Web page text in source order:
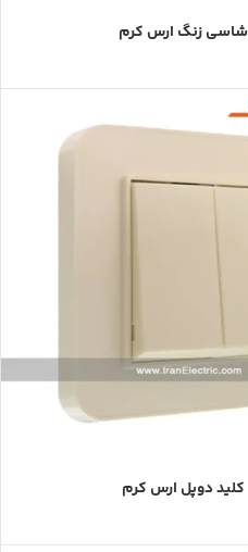
شاسی زنگ ارس کرم
کلید دوپل ارس کرم